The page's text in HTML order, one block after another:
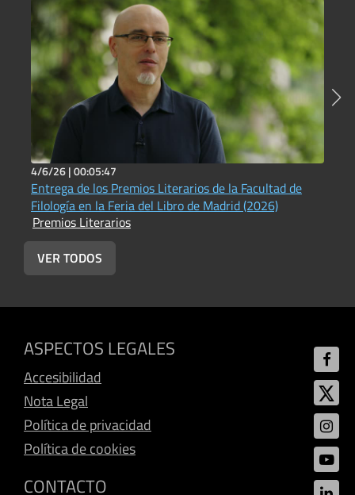
4/6/26 |00:05:47
Entrega de los Premios Literarios de la Facultad de
Filología en la Feria del Libro de Madrid (2026)
Premios Literarios
VER TODOS
ASPECTOS LEGALES
Accesibilidad
Nota Legal
Política de privacidad
Política de cookies
CONTACTO